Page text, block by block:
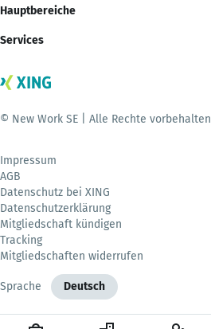
Hauptbereiche
Services
© New Work SE | Alle Rechte vorbehalten
Impressum
AGB
Datenschutz bei XING
Datenschutzerklärung
Mitgliedschaft kündigen
Tracking
Mitgliedschaften widerrufen
Sprache Deutsch